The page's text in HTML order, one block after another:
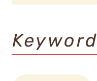
Keyword